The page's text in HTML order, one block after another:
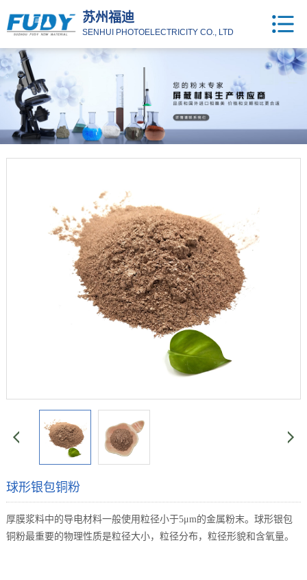
苏州福迪
SENHUI PHOTOELECTRICITY CO., LTD
球形银包铜粉
厚膜浆料中的导电材料一般使用粒径小于5μm的金属粉末。球形银包
铜粉最重要的物理性质是粒径大小，粒径分布，粒径形貌和含氧量。